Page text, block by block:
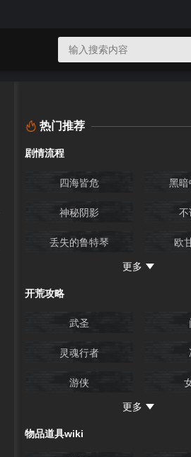
热门推荐
剧情流程
四海皆危 黑暗
神秘阴影 不
丢失的鲁特琴 欧
拯救遗物
宝石冠冕 腐
腐化的痕迹4 瓦
瓦尔之遗2 瓦
更多
开荒攻略
武圣
灵魂行者
游侠
更多
物品道具wiki